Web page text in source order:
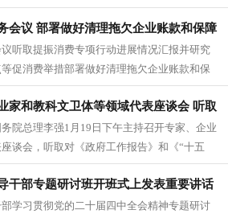
会议 部署做好清理拖欠企业账款和保障
等
听取提振消费专项行动进展情况汇报并研究
促消费举措部署做好清理拖欠企业账款和保
议通过...
家和教科文卫体等领域代表座谈会 听取
五”规划纲要的意见建议
院总理李强1月19日下午主持召开专家、企业
谈会，听取对《政府工作报告》和《“十五
征...
干部专题研讨班开班式上发表重要讲话
学习贯彻党的二十届四中全会精神专题研讨